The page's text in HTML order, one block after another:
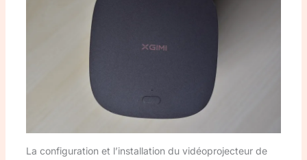
La configuration et l’installation du vidéoprojecteur de